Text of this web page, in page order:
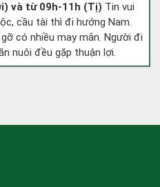
và từ 09h-11h (Tị) Tin vui
cầu tài thì đi hướng Nam.
có nhiều may mắn. Người đi
nuôi đều gặp thuận lợi.